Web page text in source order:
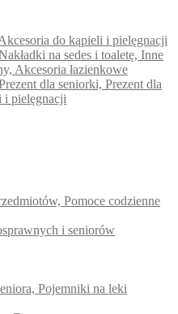
do kąpieli i pielęgnacji
na sedes i toaletę, Inne
Akcesoria łazienkowe
dla seniorki, Prezent dla
i pielęgnacji
Pomoce codzienne
i seniorów
Pojemniki na leki